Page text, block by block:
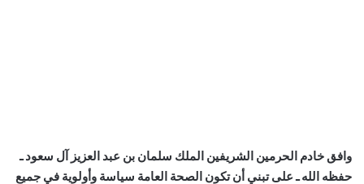
وافق خادم الحرمين الشريفين الملك سلمان بن عبد العزيز آل سعود ـ
حفظه الله ـ على تبني أن تكون الصحة العامة سياسة وأولوية في جميع